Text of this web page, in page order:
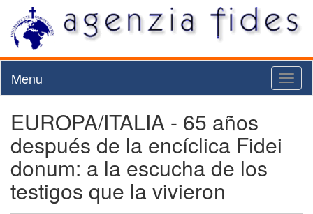
Menu
EUROPA/ITALIA - 65 años
después de la encíclica Fidei
donum: a la escucha de los
testigos que la vivieron